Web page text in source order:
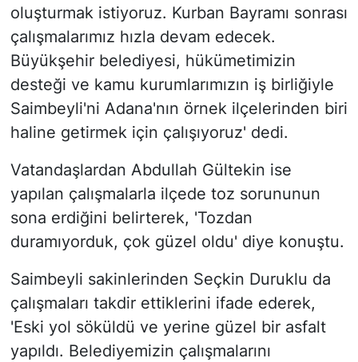
oluşturmak istiyoruz. Kurban Bayramı sonrası
çalışmalarımız hızla devam edecek.
Büyükşehir belediyesi, hükümetimizin
desteği ve kamu kurumlarımızın iş birliğiyle
Saimbeyli'ni Adana'nın örnek ilçelerinden biri
haline getirmek için çalışıyoruz' dedi.
Vatandaşlardan Abdullah Gültekin ise
yapılan çalışmalarla ilçede toz sorununun
sona erdiğini belirterek, 'Tozdan
duramıyorduk, çok güzel oldu' diye konuştu.
Saimbeyli sakinlerinden Seçkin Duruklu da
çalışmaları takdir ettiklerini ifade ederek,
'Eski yol söküldü ve yerine güzel bir asfalt
yapıldı. Belediyemizin çalışmalarını